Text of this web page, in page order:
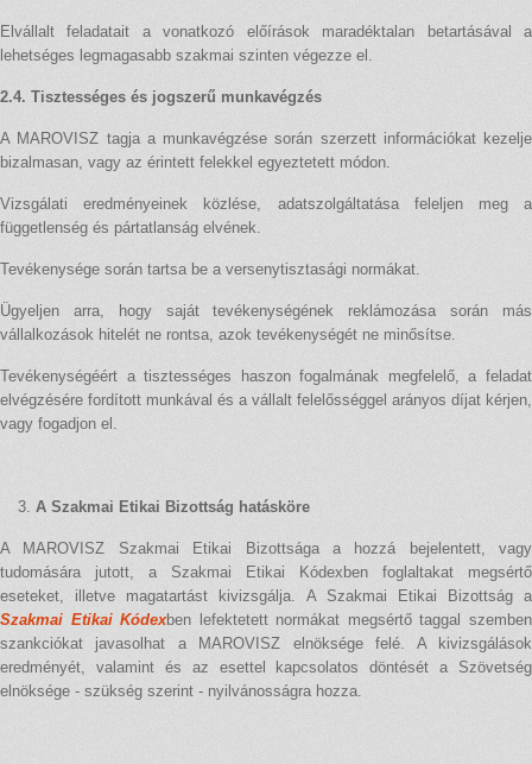
Elvállalt feladatait a vonatkozó előírások maradéktalan betartásával a
lehetséges legmagasabb szakmai szinten végezze el.
2.4. Tisztességes és jogszerű munkavégzés
A MAROVISZ tagja a munkavégzése során szerzett információkat kezelje
bizalmasan, vagy az érintett felekkel egyeztetett módon.
Vizsgálati eredményeinek közlése, adatszolgáltatása feleljen meg a
függetlenség és pártatlanság elvének.
Tevékenysége során tartsa be a versenytisztasági normákat.
Ügyeljen arra, hogy saját tevékenységének reklámozása során más
vállalkozások hitelét ne rontsa, azok tevékenységét ne minősítse.
Tevékenységéért a tisztességes haszon fogalmának megfelelő, a feladat
elvégzésére fordított munkával és a vállalt felelősséggel arányos díjat kérjen,
vagy fogadjon el.
A Szakmai Etikai Bizottság hatásköre
A MAROVISZ Szakmai Etikai Bizottsága a hozzá bejelentett, vagy
tudomására jutott, a Szakmai Etikai Kódexben foglaltakat megsértő
eseteket, illetve magatartást kivizsgálja. A Szakmai Etikai Bizottság a
Szakmai Etikai Kódexben lefektetett normákat megsértő taggal szemben
szankciókat javasolhat a MAROVISZ elnöksége felé. A kivizsgálások
eredményét, valamint és az esettel kapcsolatos döntését a Szövetség
elnöksége - szükség szerint - nyilvánosságra hozza.